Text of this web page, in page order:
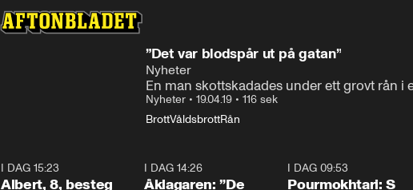
”Det var blodspår ut på gatan”
Nyheter
En man skottskadades under ett grovt rån
Nyheter • 19.04.19 • 116 sek
BrottVåldsbrottRån
I DAG 15:23
Albert, 8, besteg
I DAG 14:26
Åklagaren: ”De
I DAG 09:53
Pourmokhtari: S